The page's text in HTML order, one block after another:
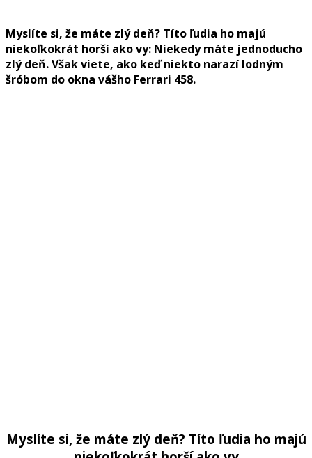
Myslíte si, že máte zlý deň? Títo ľudia ho majú
niekoľkokrát horší ako vy: Niekedy máte jednoducho
zlý deň. Však viete, ako keď niekto narazí lodným
šróbom do okna vášho Ferrari 458.
Myslíte si, že máte zlý deň? Títo ľudia ho majú